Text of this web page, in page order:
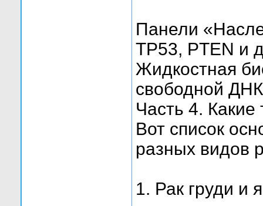
Панели
TP53, PTEN и
Жидкостная
свободной
Часть 4. Какие
Вот список
разных видов
1. Рак груди и